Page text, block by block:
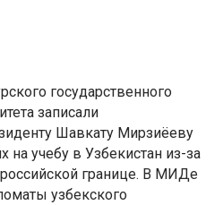
государственного
записали
Шавкату Мирзиёеву
на учебу в Узбекистан из-за
границе. В МИДе
узбекского